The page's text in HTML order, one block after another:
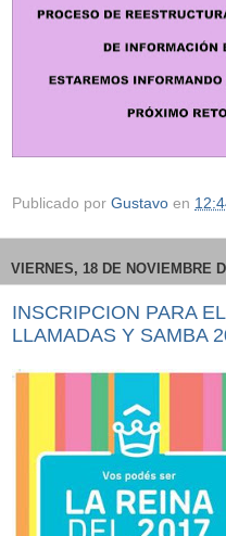
Publicado por Gustavo en
VIERNES, 18 DE NOVIEMBRE
INSCRIPCION PARA
LLAMADAS Y SAMBA